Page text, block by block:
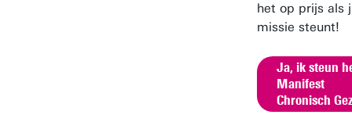
het op prijs als
missie steunt!
Ja, ik steun
Manifest
Chronisch